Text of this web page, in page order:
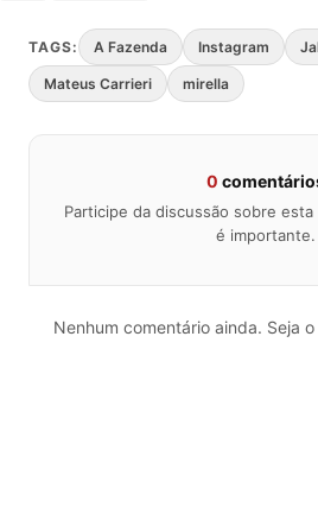
TAGS: A Fazenda Instagram
Mateus Carrieri mirella
0
Participe da discussão sobre esta
é importante.
Nenhum comentário ainda. Seja